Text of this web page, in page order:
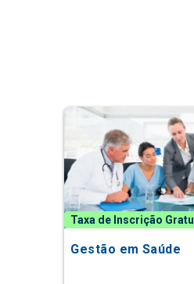
Taxa de Inscrição
Gestão em Saúde